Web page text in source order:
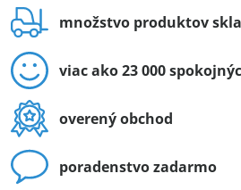
množstvo produktov
viac ako 23 000
overený obchod
poradenstvo zadarmo